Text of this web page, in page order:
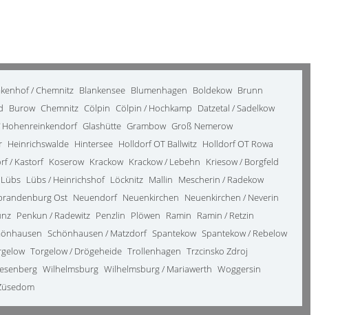
/ Chemnitz Blankensee Blumenhagen Boldekow Brunn
Burow Chemnitz Cölpin Cölpin / Hochkamp Datzetal / Sadelkow
Hohenreinkendorf Glashütte Grambow Groß Nemerow
Heinrichswalde Hintersee Holldorf OT Ballwitz Holldorf OT Rowa
/ Kastorf Koserow Krackow Krackow / Lebehn Kriesow / Borgfeld
Lübs Lübs / Heinrichshof Löcknitz Mallin Mescherin / Radekow
Ost Neuendorf Neuenkirchen Neuenkirchen / Neverin
Penkun / Radewitz Penzlin Plöwen Ramin Ramin / Retzin
Schönhausen / Matzdorf Spantekow Spantekow / Rebelow
Torgelow / Drögeheide Trollenhagen Trzcinsko Zdroj
Wilhelmsburg Wilhelmsburg / Mariawerth Woggersin